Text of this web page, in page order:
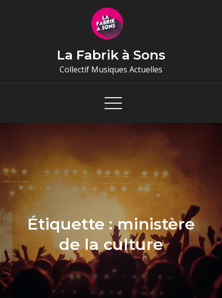
La Fabrik à Sons
Collectif Musiques Actuelles
Étiquette :ministère
de la culture